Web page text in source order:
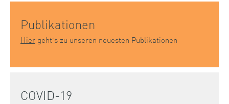
Publikationen
Hier geht’s zu unseren neuesten Publikationen
COVID-19